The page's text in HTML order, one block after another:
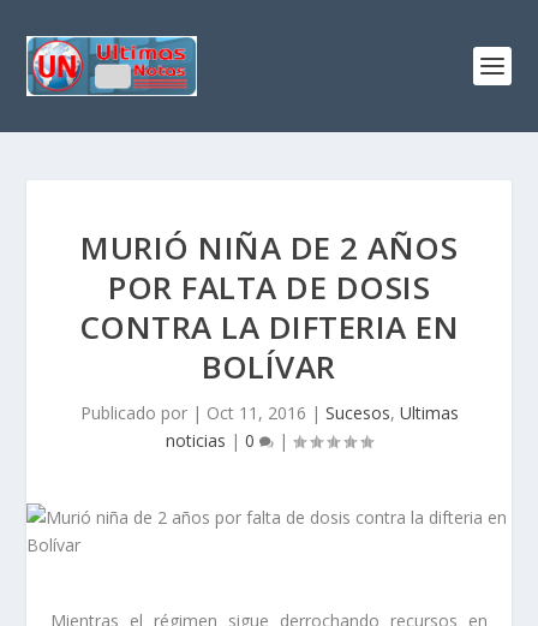
MURIÓ NIÑA DE 2 AÑOS
POR FALTA DE DOSIS
CONTRA LA DIFTERIA EN
BOLÍVAR
Publicado por | Oct 11, 2016 | Sucesos, Ultimas
noticias | 0 |
Mientras el régimen sigue derrochando recursos en